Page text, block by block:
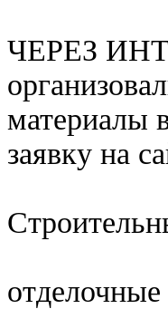
ЧЕРЕЗ
материалы
заявку на